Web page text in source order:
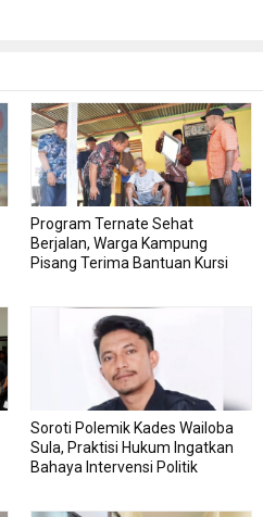
Program Ternate Sehat
Berjalan, Warga Kampung
Pisang Terima Bantuan Kursi
Soroti Polemik Kades Wailoba
Sula, Praktisi Hukum Ingatkan
Bahaya Intervensi Politik